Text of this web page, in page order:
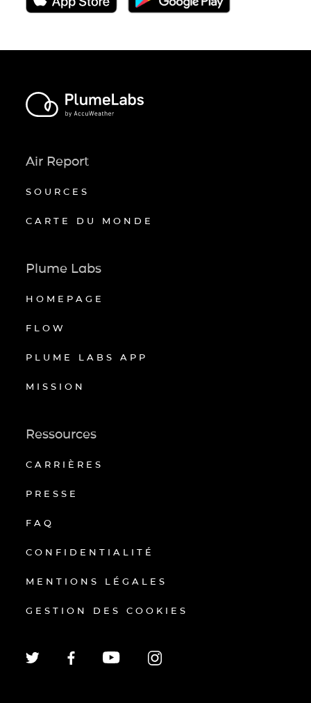
Air Report
SOURCES
CARTE DU MONDE
Plume Labs
HOMEPAGE
FLOW
PLUME LABS APP
MISSION
Ressources
CARRIÈRES
PRESSE
FAQ
CONFIDENTIALITÉ
MENTIONS LÉGALES
GESTION DES COOKIES